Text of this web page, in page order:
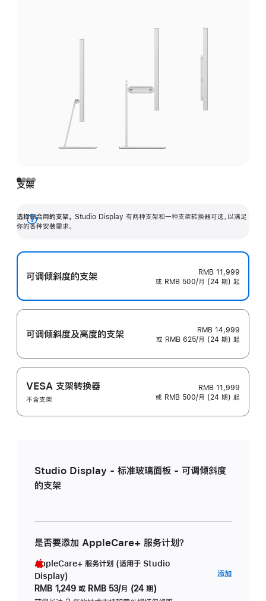
支架
选择你合用的支架。 Studio Display 有两种支架和一种支架转换器可选，以满足
你的各种安装需求。
展
可调倾斜度的支架
RMB 11,999
或 RMB 500/月 (24 期) 起
可调倾斜度及高‍度的支‍架
RMB 14,999
或 RMB 625/月 (24 期) 起
VESA 支架转换器
不含支架
RMB 11,999
或 RMB 500/月 (24 期) 起
Studio Display - 标准玻璃面板 - 可调倾斜度
的支架
是否要添加 AppleCare+ 服务计划？
AppleCare+ 服务计划 (适用于 Studio
Display)
RMB 1,249 或 RMB 53/月 (24 期)
添加